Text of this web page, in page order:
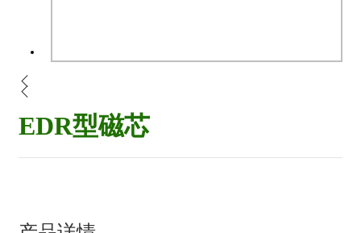
EDR型磁芯